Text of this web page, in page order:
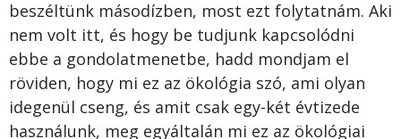
beszéltünk másodízben, most ezt folytatnám. Aki
nem volt itt, és hogy be tudjunk kapcsolódni
ebbe a gondolatmenetbe, hadd mondjam el
röviden, hogy mi ez az ökológia szó, ami olyan
idegenül cseng, és amit csak egy-két évtizede
használunk, meg egyáltalán mi ez az ökológiai